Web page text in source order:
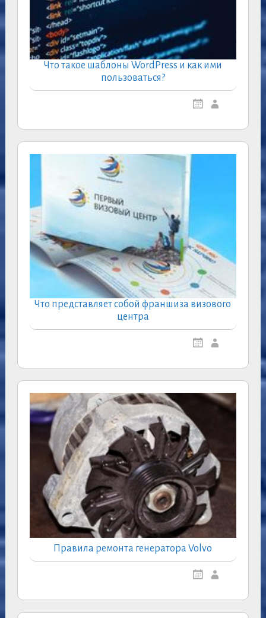
Что такое шаблоны WordPress и как ими
пользоваться?
Что представляет собой франшиза визового
центра
Правила ремонта генератора Volvo